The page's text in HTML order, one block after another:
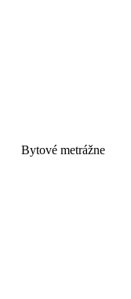
Bytové metrážne